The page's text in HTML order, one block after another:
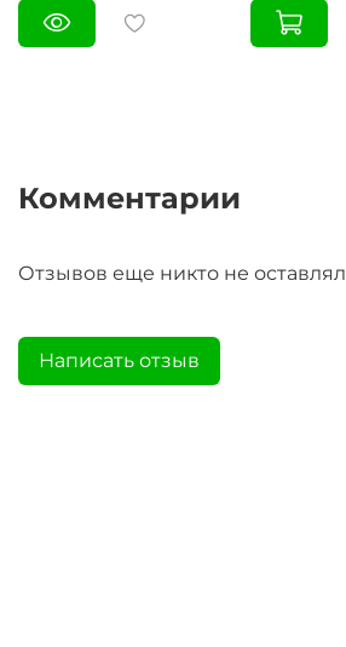
Комментарии
Отзывов еще никто не оставлял
Написать отзыв